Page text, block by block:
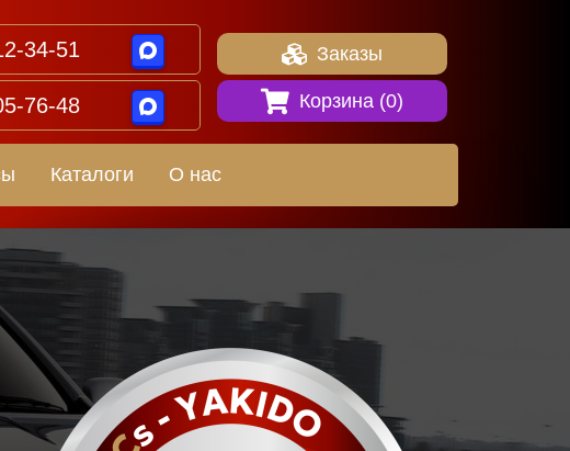
34-51
76-48
Заказы
Корзина (0)
Каталоги О нас